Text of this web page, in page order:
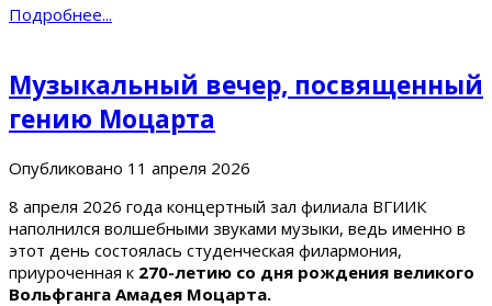
Подробнее...
Музыкальный вечер, посвященный
гению Моцарта
Опубликовано 11 апреля 2026
8 апреля 2026 года концертный зал филиала ВГИИК
наполнился волшебными звуками музыки, ведь именно в
этот день состоялась студенческая филармония,
приуроченная к 270-летию со дня рождения великого
Вольфганга Амадея Моцарта.